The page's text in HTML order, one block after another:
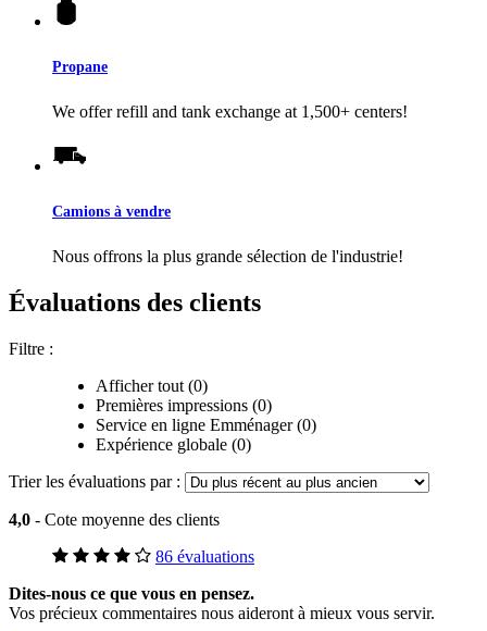
Propane
We offer refill and tank exchange at 1,500+ centers!
Camions à vendre
Nous offrons la plus grande sélection de l'industrie!
Évaluations des clients
Filtre :
Afficher tout (0)
Premières impressions (0)
Service en ligne Emménager (0)
Expérience globale (0)
Trier les évaluations par :
4,0 - Cote moyenne des clients
86 évaluations
Dites-nous ce que vous en pensez.
Vos précieux commentaires nous aideront à mieux vous servir.